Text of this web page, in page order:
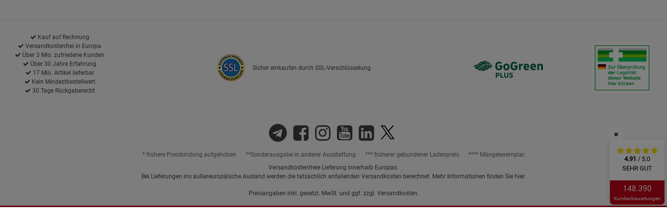
×
4.91 / 5.0
SEHR GUT
148.390
Kundenbewertungen
Kauf auf Rechnung
Versandkostenfrei in Europa
Über 3 Mio. zufriedene Kunden
Über 30 Jahre Erfahrung
17 Mio. Artikel lieferbar
Kein Mindestbestellwert
30 Tage Rückgaberecht
Sicher einkaufen durch SSL-Verschlüsselung
* frühere Preisbindung aufgehoben **Sonderausgabe in anderer Ausstattung *** früherer gebundener Ladenpreis
**** Mängelexemplar
Versandkostenfreie Lieferung innerhalb Europas.
Bei Lieferungen ins außereuropäische Ausland werden die tatsächlich anfallenden Versandkosten berechnet. Mehr Informationen finden Sie hier.
Preisangaben inkl. gesetzl. MwSt. und ggf. zzgl. Versandkosten.
Datenschutzerklärung